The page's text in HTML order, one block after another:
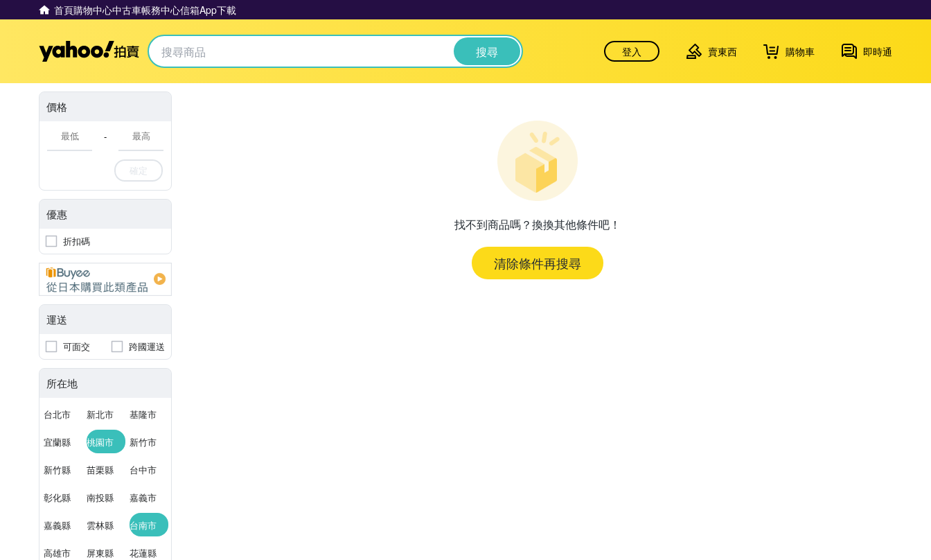
首頁購物中心中古車帳務中心信箱App下載
Yahoo拍賣 搜尋 登入 賣東西 購物車 即時通
價格
-
確定
優惠
折扣碼
運送
可面交 跨國運送
所在地
台北市 新北市 基隆市
宜蘭縣 桃園市 新竹市
新竹縣 苗栗縣 台中市
彰化縣 南投縣 嘉義市
嘉義縣 雲林縣 台南市
高雄市 屏東縣 花蓮縣
找不到商品嗎？換換其他條件吧！
清除條件再搜尋